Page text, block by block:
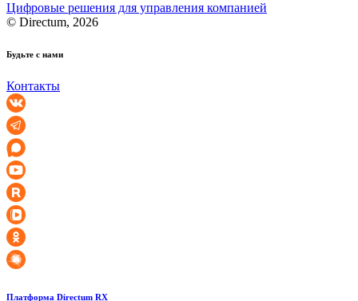
Цифровые решения для управления компанией
© Directum, 2026
Будьте с нами
Контакты
Платформа Directum RX